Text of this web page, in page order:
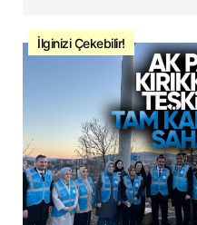
İlginizi Çekebilir!